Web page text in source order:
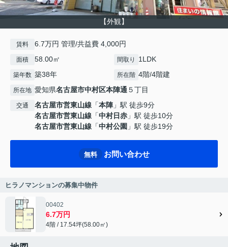
【外観】
賃料 6.7万円 管理/共益費 4,000円
面積 58.00㎡ 間取り 1LDK
築年数 築38年 所在階 4階/4階建
所在地 愛知県名古屋市中村区本陣通５丁目
交通 名古屋市営東山線 「本陣」駅 徒歩9分
名古屋市営東山線 「中村日赤 」駅 徒歩10分
名古屋市営東山線 「中村公園 」駅 徒歩19分
無料 お問い合わせ
ヒラノマンションの募集中物件
00402
6.7万円
4階 / 17.54坪(58.00㎡)